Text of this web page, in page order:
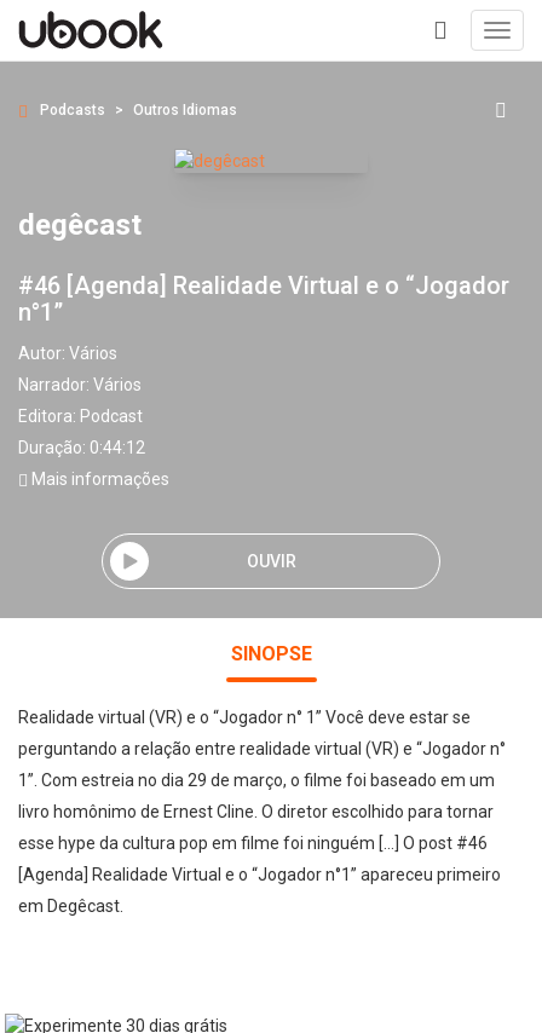
+
Podcasts Outros Idiomas
degêcast
#46 [Agenda] Realidade Virtual e o “Jogador
n°1”
Autor: Vários
Narrador: Vários
Editora: Podcast
Duração: 0:44:12
Mais informações
OUVIR
SINOPSE
Realidade virtual (VR) e o “Jogador n° 1” Você deve estar se
perguntando a relação entre realidade virtual (VR) e “Jogador n°
1”. Com estreia no dia 29 de março, o filme foi baseado em um
livro homônimo de Ernest Cline. O diretor escolhido para tornar
esse hype da cultura pop em filme foi ninguém […] O post #46
[Agenda] Realidade Virtual e o “Jogador n°1” apareceu primeiro
em Degêcast.